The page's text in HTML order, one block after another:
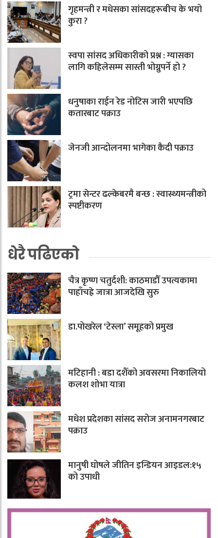
गृहमन्त्री र मधेसका सांसदहरूबीच के भयो
कुरा ?
स्वपा सांसद अधिकारीको प्रश्न : ग्यासका
लागि कहिलेसम्म सास्ती भोग्नुपर्ने हो ?
धनुषाका राईन रेड नोटिस जारी भएपछि
कतारबाट पक्राउ
जेनजी आन्दोलनमा भागेका कैदी पक्राउ
ट्रमा सेन्टर ढल्केबरमै बन्छ : स्वास्थ्यमन्त्रीको
स्पष्टीकरण
धेरै पढिएको
चैत्र कृष्ण चतुर्दशी: काठमाडौँ उपत्यकामा
पाहाँचह्रे जात्रा आजदेखि सुरु
डा.पोखरेल ‘टेस्ला’ समूहको प्रमुख
मटिहानी : बडा दशैँको अवसरमा निकालियो
कलश शोभा यात्रा
मधेश प्रदेशका सांसद सरोज अनामनगरबाट
पक्राउ
मानुषी घोषले जीतिन इन्डियन आइडल:१५
को उपाधी